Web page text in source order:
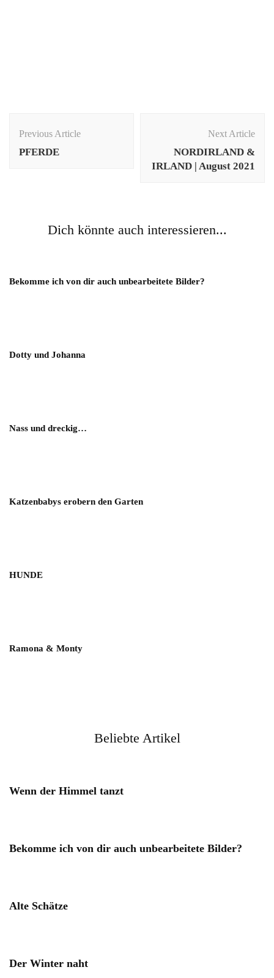
Navigation
Previous Article
PFERDE
Next Article
NORDIRLAND &
IRLAND | August 2021
Dich könnte auch interessieren...
Bekomme ich von dir auch unbearbeitete Bilder?
Dotty und Johanna
Nass und dreckig…
Katzenbabys erobern den Garten
HUNDE
Ramona & Monty
Beliebte Artikel
Wenn der Himmel tanzt
Bekomme ich von dir auch unbearbeitete Bilder?
Alte Schätze
Der Winter naht